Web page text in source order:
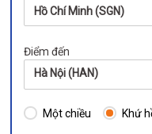
Hồ Chí Minh (SGN)
Điểm đến
Hà Nội (HAN)
Một chiều Khứ